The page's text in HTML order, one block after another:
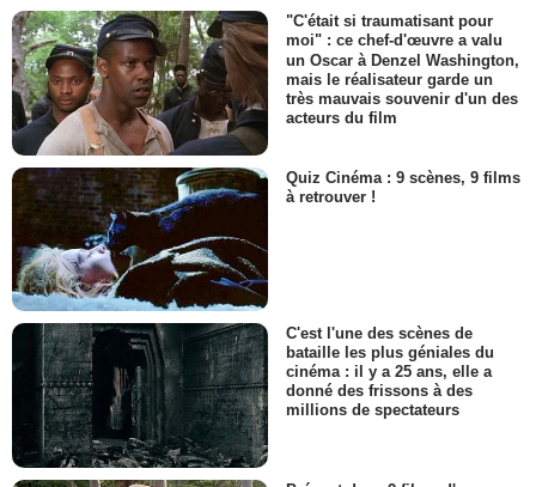
"C'était si traumatisant pour
moi" : ce chef-d'œuvre a valu
un Oscar à Denzel Washington,
mais le réalisateur garde un
très mauvais souvenir d'un des
acteurs du film
Quiz Cinéma : 9 scènes, 9 films
à retrouver !
C'est l'une des scènes de
bataille les plus géniales du
cinéma : il y a 25 ans, elle a
donné des frissons à des
millions de spectateurs